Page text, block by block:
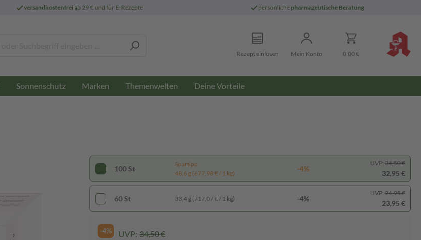
versandkostenfreiab 29 € und für E-Rezepte persönliche pharmazeutische Beratung
Rezept einlösen Mein Konto 0,00 €
Sonnenschutz Marken Themenwelten Deine Vorteile
100 St
Spartipp
48,6 g (677,98 € / 1 kg)
-4%
UVP: 34,50 €
32,95 €
60 St 33,4 g (717,07 € / 1 kg) -4%
UVP: 24,95 €
23,95 €
-4% UVP: 34,50 €